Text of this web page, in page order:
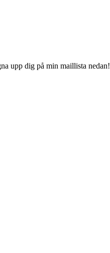
upp dig på min maillista nedan!